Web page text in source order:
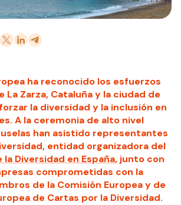
ha reconocido los esfuerzos
La Zarza, Cataluña y la ciudad de
la diversidad y la inclusión en
A la ceremonia de alto nivel
han asistido representantes
entidad organizadora del
la Diversidad en España, junto con
comprometidas con la
de la Comisión Europea y de
de Cartas por la Diversidad.